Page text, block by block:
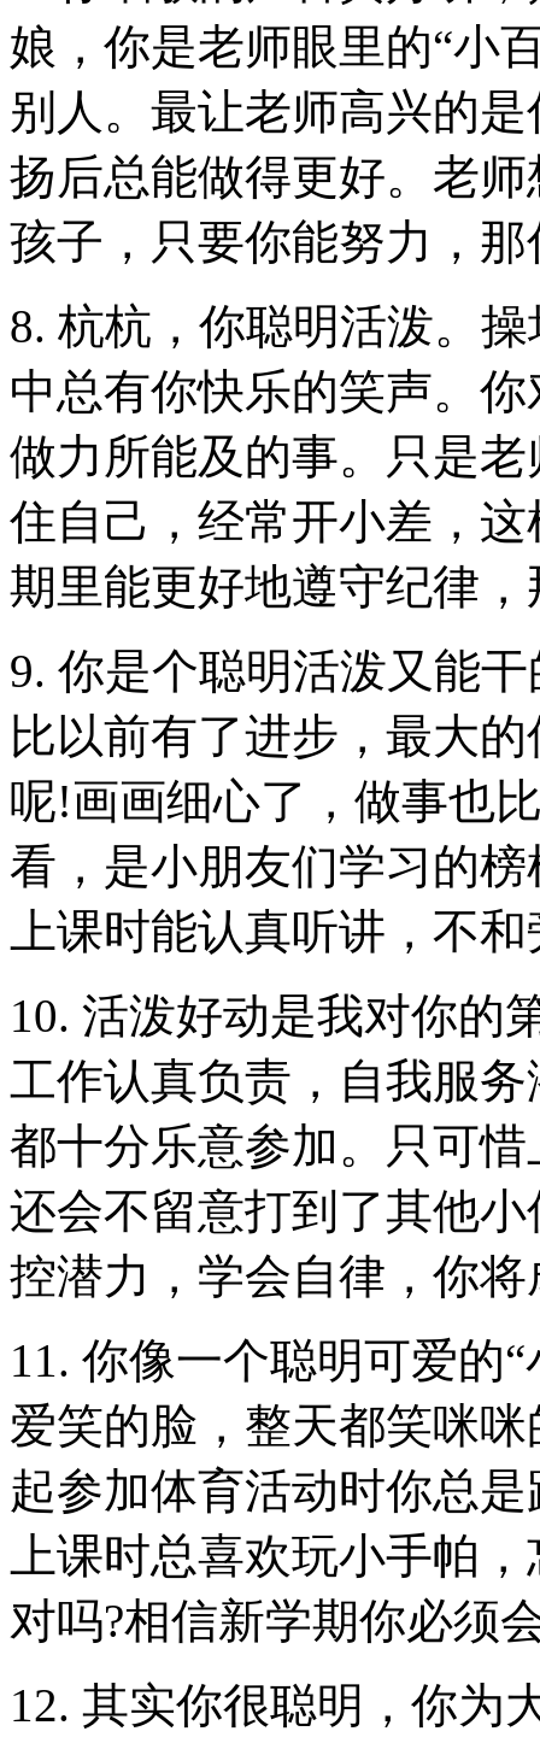
娘，你是老师眼里的“小
别人。最让老师高兴的
扬后总能做得更好。老
孩子，只要你能努力，
8. 杭杭，你聪明活泼。
中总有你快乐的笑声。
做力所能及的事。只是
住自己，经常开小差，
期里能更好地遵守纪律
9. 你是个聪明活泼又能
比以前有了进步，最大
呢!画画细心了，做事也
看，是小朋友们学习的
上课时能认真听讲，不
10. 活泼好动是我对你的
工作认真负责，自我服
都十分乐意参加。只可
还会不留意打到了其他
控潜力，学会自律，你
11. 你像一个聪明可爱的
爱笑的脸，整天都笑咪
起参加体育活动时你总
上课时总喜欢玩小手帕
对吗?相信新学期你必须
12. 其实你很聪明，你为